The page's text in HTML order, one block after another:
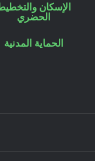
الإسكان
الحضري
الحماية المدنية